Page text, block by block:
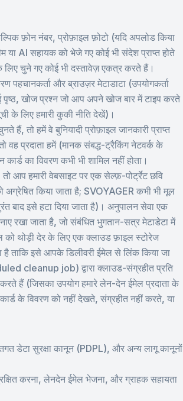
फ़ोन नंबर, प्रोफ़ाइल फ़ोटो (यदि अपलोड किया
या AI सहायक को भेजे गए कोई भी संदेश प्राप्त होते
चुने गए कोई भी दस्तावेज़ एकत्र करते हैं।
और ब्राउज़र मेटाडाटा (उपयोगकर्ता
खोज प्रश्न जो आप अपने खोज बार में टाइप करते
के लिए हमारी कुकी नीति देखें)।
तो हमें वे बुनियादी प्रोफ़ाइल जानकारी प्राप्त
प्रदाता हमें (मानक संबद्ध-ट्रैकिंग नेटवर्क के
का विवरण कभी भी शामिल नहीं होता।
आप हमारी वेबसाइट पर एक सेल्फ़-पोर्ट्रेट छवि
किया जाता है; SVOYAGER कभी भी मूल
बाद इसे हटा दिया जाता है)। अनुपालन सेवा एक
रखा जाता है, जो संबंधित भुगतान-सत्र मेटाडेटा में
को थोड़ी देर के लिए एक क्लाउड फ़ाइल स्टोरेज
है ताकि इसे आपके डिलीवरी ईमेल से लिंक किया जा
cleanup job) द्वारा क्लाउड-संग्रहीत प्रति
हैं (जिसका उपयोग हमारे लेन-देन ईमेल प्रदाता के
के विवरण को नहीं देखते, संग्रहीत नहीं करते, या
डेटा सुरक्षा कानून (PDPL), और अन्य लागू कानूनों
करना, लेनदेन ईमेल भेजना, और ग्राहक सहायता